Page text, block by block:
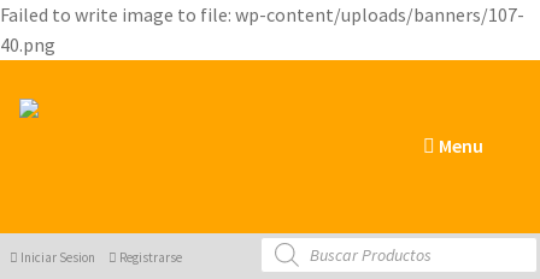
Failed to write image to file: wp-content/uploads/banners/107-
40.png
Menu
Products
search
Iniciar Sesion Registrarse